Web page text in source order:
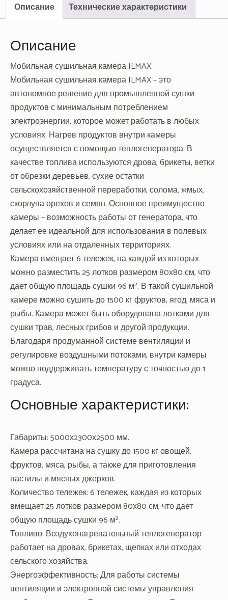
Описание Технические характеристики
Описание
Мобильная сушильная камера ILMAX
Мобильная сушильная камера ILMAX – это
автономное решение для промышленной сушки
продуктов с минимальным потреблением
электроэнергии, которое может работать в любых
условиях. Нагрев продуктов внутри камеры
осуществляется с помощью теплогенератора. В
качестве топлива используются дрова, брикеты, ветки
от обрезки деревьев, сухие остатки
сельскохозяйственной переработки, солома, жмых,
скорлупа орехов и семян. Основное преимущество
камеры – возможность работы от генератора, что
делает ее идеальной для использования в полевых
условиях или на отдаленных территориях.
Камера вмещает 6 тележек, на каждой из которых
можно разместить 25 лотков размером 80х80 см, что
дает общую площадь сушки 96 м². В такой сушильной
камере можно сушить до 1500 кг фруктов, ягод, мяса и
рыбы. Камера может быть оборудована лотками для
сушки трав, лесных грибов и другой продукции.
Благодаря продуманной системе вентиляции и
регулировке воздушными потоками, внутри камеры
можно поддерживать температуру с точностью до 1
градуса.
Основные характеристики:
Габариты: 5000х2300х2500 мм.
Камера рассчитана на сушку до 1500 кг овощей,
фруктов, мяса, рыбы, а также для приготовления
пастилы и мясных джерков.
Количество тележек: 6 тележек, каждая из которых
вмещает 25 лотков размером 80х80 см, что дает
общую площадь сушки 96 м².
Топливо: Воздухонагревательный теплогенератор
работает на дровах, брикетах, щепках или отходах
сельского хозяйства.
Энергоэффективность: Для работы системы
вентиляции и электронной системы управления